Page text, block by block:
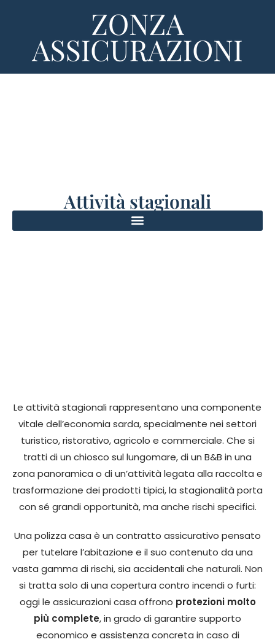
Attività stagionali
Le attività stagionali rappresentano una componente
vitale dell’economia sarda, specialmente nei settori
turistico, ristorativo, agricolo e commerciale. Che si
tratti di un chiosco sul lungomare, di un B&B in una
zona panoramica o di un’attività legata alla raccolta e
trasformazione dei prodotti tipici, la stagionalità porta
con sé grandi opportunità, ma anche rischi specifici.
Una polizza casa è un contratto assicurativo pensato
per tutelare l’abitazione e il suo contenuto da una
vasta gamma di rischi, sia accidentali che naturali. Non
si tratta solo di una copertura contro incendi o furti:
oggi le assicurazioni casa offrono protezioni molto
più complete, in grado di garantire supporto
economico e assistenza concreta in caso di